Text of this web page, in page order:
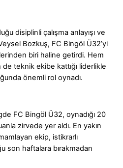
disiplinli çalışma anlayışı ve
Bozkuş, FC Bingöl Ü32’yi
biri haline getirdi. Hem
teknik ekibe kattığı liderlikle
önemli rol oynadı.
FC Bingöl Ü32, oynadığı 20
zirvede yer aldı. En yakın
ekip, istikrarlı
son haftalara bırakmadan